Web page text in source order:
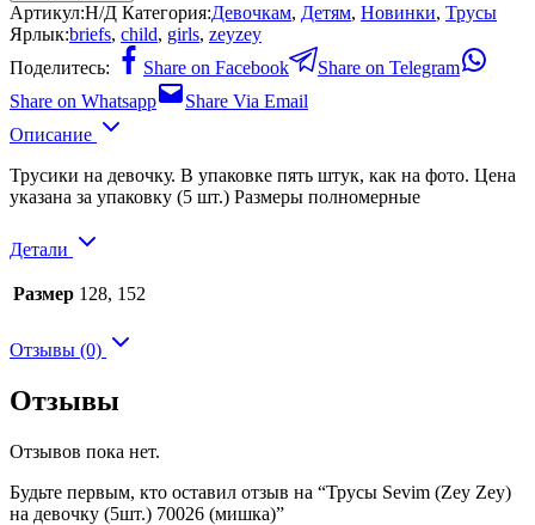
Артикул:Н/Д Категория:Девочкам, Детям, Новинки, Трусы
Ярлык:briefs, child, girls, zeyzey
Поделитесь:
Share on Facebook
Share on Telegram
Share on Whatsapp
Share Via Email
Описание
Трусики на девочку. В упаковке пять штук, как на фото. Цена
указана за упаковку (5 шт.) Размеры полномерные
Детали
Размер 128, 152
Отзывы (0)
Отзывы
Отзывов пока нет.
Будьте первым, кто оставил отзыв на “Трусы Sevim (Zey Zey)
на девочку (5шт.) 70026 (мишка)”